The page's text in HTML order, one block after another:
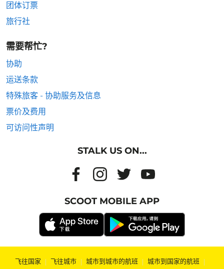
团体订票
旅行社
需要帮忙?
协助
运送条款
特殊旅客 - 协助服务及信息
票价及费用
可访问性声明
STALK US ON...
SCOOT MOBILE APP
飞往国家 | 飞往城市 | 城市到城市的航班 | 城市到国家的航班 |